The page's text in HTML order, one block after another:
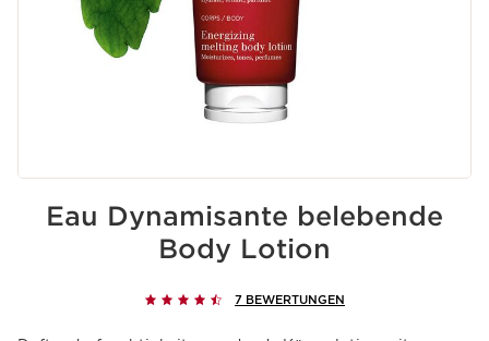
Eau Dynamisante belebende
Body Lotion
7 BEWERTUNGEN